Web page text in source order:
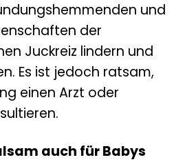
und
der
Juckreiz lindern und
Es ist jedoch ratsam,
einen Arzt oder
auch für Babys